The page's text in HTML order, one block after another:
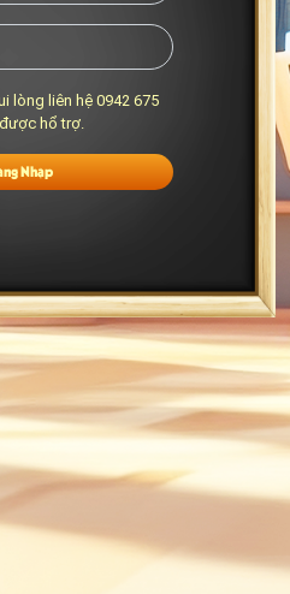
lòng liên hệ 0942 675
hổ trợ.
Nhập